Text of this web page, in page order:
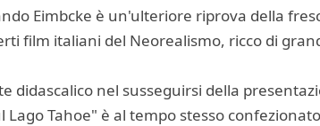
Eimbcke è un'ulteriore riprova della
film italiani del Neorealismo, ricco di
nel susseguirsi della
Tahoe" è al tempo stesso